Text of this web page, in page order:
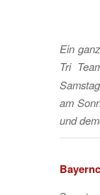
Ein
Tri
am
und